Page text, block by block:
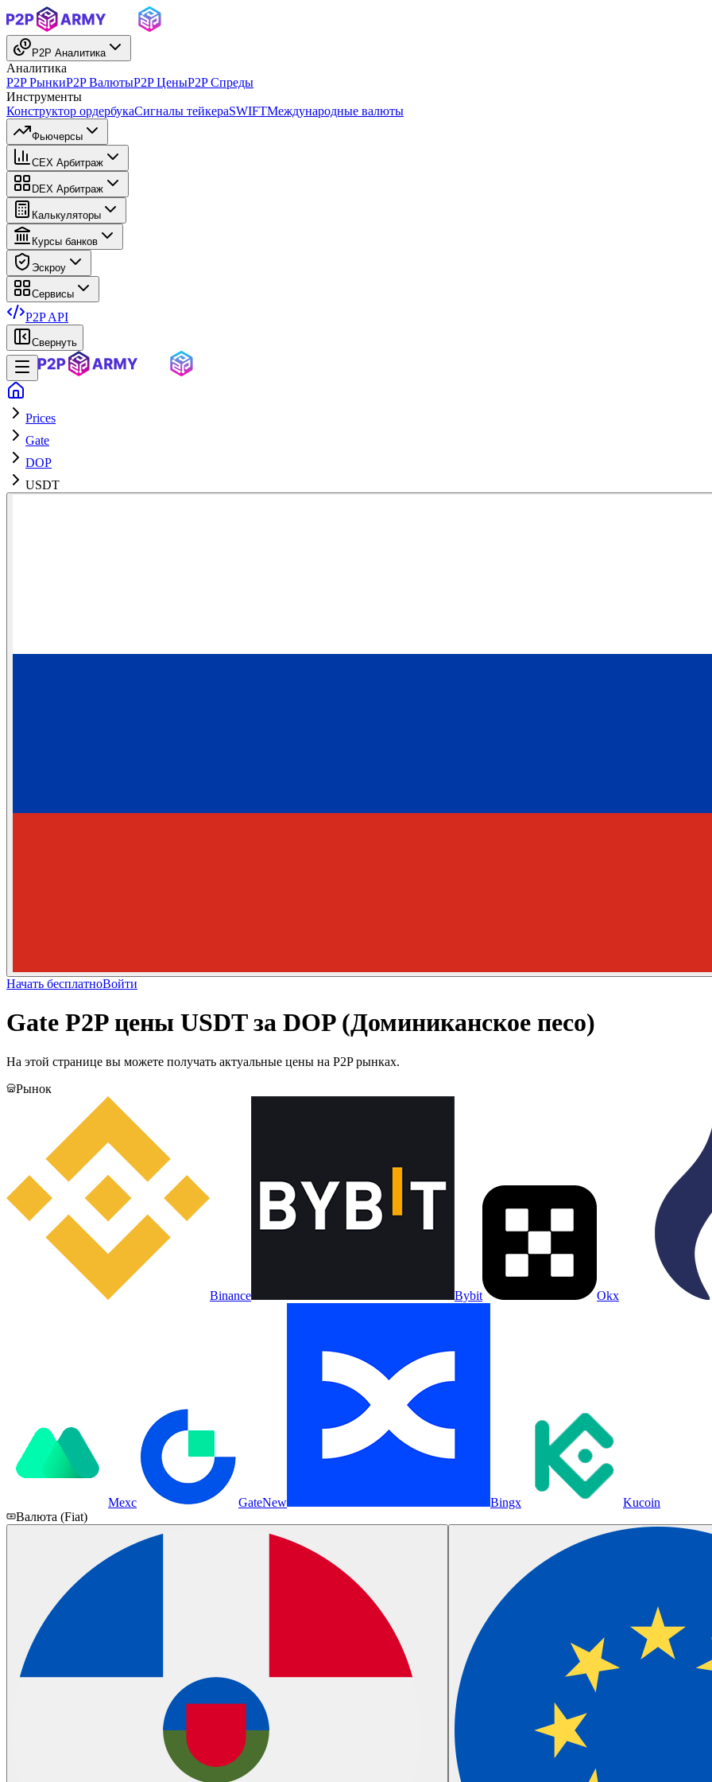
P2P Аналитика
Аналитика
P2P РынкиP2P ВалютыP2P ЦеныP2P Спреды
Инструменты
Конструктор ордербукаСигналы тейкераSWIFTМеждународные валюты
Фьючерсы
CEX Арбитраж
DEX Арбитраж
Калькуляторы
Курсы банков
Эскроу
Сервисы
P2P API
Свернуть
Prices
Gate
DOP
USDT
Начать бесплатноВойти
Gate P2P цены USDT за DOP (Доминиканское песо)
На этой странице вы можете получать актуальные цены на P2P рынках.
Рынок
Binance Bybit Okx
Mexc GateNew Bingx
Kucoin
Валюта (Fiat)